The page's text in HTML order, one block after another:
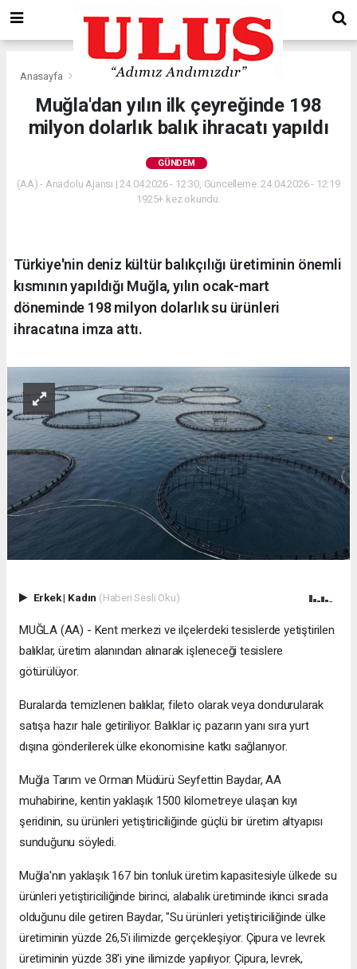
Anasayfa Gündem
Muğla'dan yılın ilk çeyreğinde 198
milyon dolarlık balık ihracatı yapıldı
GÜNDEM
(AA) - Anadolu Ajansı | 24.04.2026 - 12:30, Güncelleme: 24.04.2026 - 12:19
1925+ kez okundu.
Türkiye'nin deniz kültür balıkçılığı üretiminin önemli
kısmının yapıldığı Muğla, yılın ocak-mart
döneminde 198 milyon dolarlık su ürünleri
ihracatına imza attı.
Erkek| Kadın (Haberi Sesli Oku)
MUĞLA (AA) - Kent merkezi ve ilçelerdeki tesislerde yetiştirilen
balıklar, üretim alanından alınarak işleneceği tesislere
götürülüyor.
Buralarda temizlenen balıklar, fileto olarak veya dondurularak
satışa hazır hale getiriliyor. Balıklar iç pazarın yanı sıra yurt
dışına gönderilerek ülke ekonomisine katkı sağlanıyor.
Muğla Tarım ve Orman Müdürü Seyfettin Baydar, AA
muhabirine, kentin yaklaşık 1500 kilometreye ulaşan kıyı
şeridinin, su ürünleri yetiştiriciliğinde güçlü bir üretim altyapısı
sunduğunu söyledi.
Muğla'nın yaklaşık 167 bin tonluk üretim kapasitesiyle ülkede su
ürünleri yetiştiriciliğinde birinci, alabalık üretiminde ikinci sırada
olduğunu dile getiren Baydar, "Su ürünleri yetiştiriciliğinde ülke
üretiminin yüzde 26,5'i ilimizde gerçekleşiyor. Çipura ve levrek
üretiminin yüzde 38'i yine ilimizde yapılıyor. Çipura, levrek,